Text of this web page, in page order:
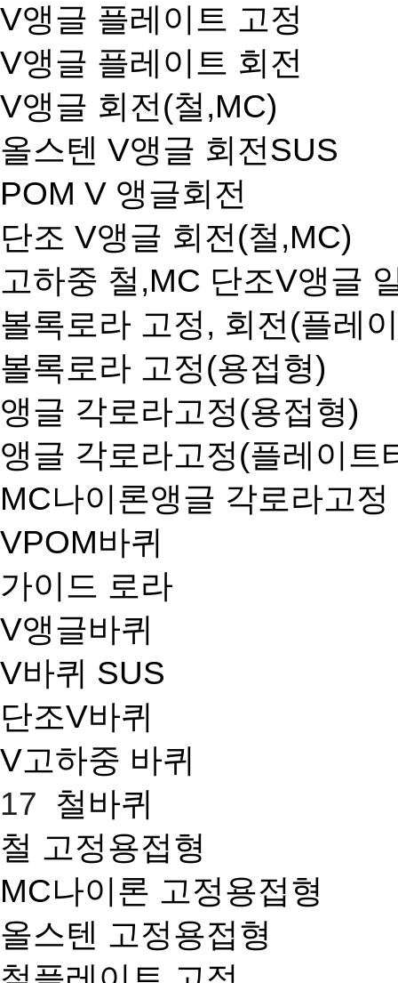
V앵글 플레이트 고정
V앵글 플레이트 회전
V앵글 회전(철,MC)
올스텐 V앵글 회전SUS
POM V 앵글회전
단조 V앵글 회전(철,MC)
고하중 철,MC 단조V앵글
볼록로라 고정, 회전(플레
볼록로라 고정(용접형)
앵글 각로라고정(용접형)
앵글 각로라고정(플레이트
MC나이론앵글 각로라고정
VPOM바퀴
가이드 로라
V앵글바퀴
V바퀴 SUS
단조V바퀴
V고하중 바퀴
17 철바퀴
철 고정용접형
MC나이론 고정용접형
올스텐 고정용접형